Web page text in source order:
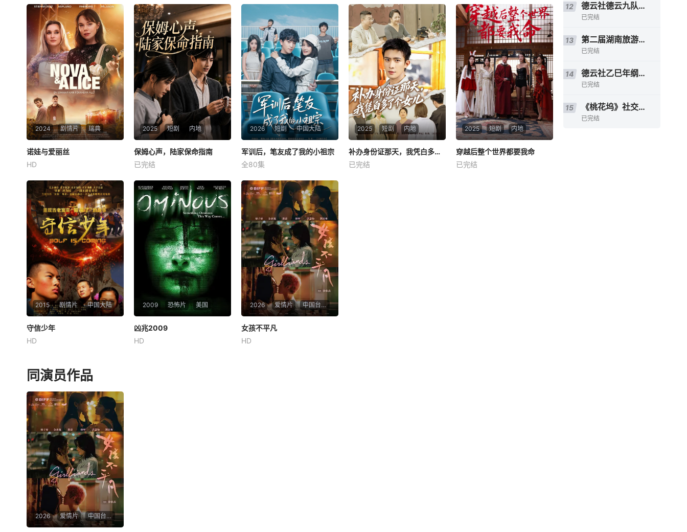
&amp;nbsp; &amp;nbsp; &a
mp;nbsp; &amp;nbsp; &amp;
nbsp; &amp;nbsp; &amp;
sp; &amp;nbsp; &amp;nbsp;
&amp;nbsp; &amp;nbsp; &a
mp;nbsp; &amp;nbsp
sp; &amp;nbsp; &amp;nbsp;
&amp;nbsp; &amp;nbsp;
的氛围，旨在通过轻松自然的
形式解锁全新曲风，展现音乐
人之间的互动与创作火花。该
节目已出现
打造首档全新民族文化类青春
潮流音乐综艺《天籁与少
年》！节目以“民族音乐 青春
表达”为
2024 剧情片 瑞典
诺娃与爱丽丝
两位艺术家诺娃和艾丽斯被经
纪人勉强安排了一次联合巡
演。艾丽斯是一位拥有大批观
众的知名明星，但她从未创作
过自己的歌曲，如今她的明星
光芒正在减退。诺娃则是新晋
的前卫艺人，事业蒸蒸日上，
但台下的生活却一片混
诺娃与爱丽丝
HD
2025 短剧 内地
未知
保姆心声，陆家保命指南
已完结
2026 短剧 中国大陆
军训后，笔友成了我的小祖宗
梓豪
陈沫重生回2005年，幡然醒
悟不再做林芷瞳的舔狗。他凭
借前世经验赚得第一桶金，与
笔友“硝烟里的鱼”孙彧骁在大
学相遇。军训中两人渐生情
愫，陈沫发现孙彧骁的护腕等
线索，知晓其真实身份。迎新
晚会上，陈沫深情表白，最终
两人确认心意，开启双向奔赴
的爱恋。
军训后，笔友成了我的小祖宗
全80集
2025 短剧 内地
补办身份证那天，我凭白多了个女儿
未知
补办身份证那天，我凭白多了个女儿
已完结
2025 短剧 内地
袁祎晴
穿越后整个世界都要我命
已完结
2015 剧情片 中国大陆
守信少年
内心的“诚信”拯救了崩溃的青
年，讲述学生赵星辰、林秋菊
强，贾强投案自首的故事……
守信少年
HD
2009 恐怖片 美国
凶兆2009
凶兆2009
HD
2026 爱情片 中国台湾 / 中国澳门 / 中国香港 /
女孩不平凡
女孩不平凡
HD
同演员作品
2026 爱情片 中国台湾 / 中国澳门 / 中国香港 /
12 德云社德云九队天津站开业第三场2021
已完结
13 第二届湖南旅游发展大会开幕式暨文化旅游推介会
已完结
14 德云社乙巳年纲丝节系列之三评书专场
已完结
15 《桃花坞》社交指南
已完结